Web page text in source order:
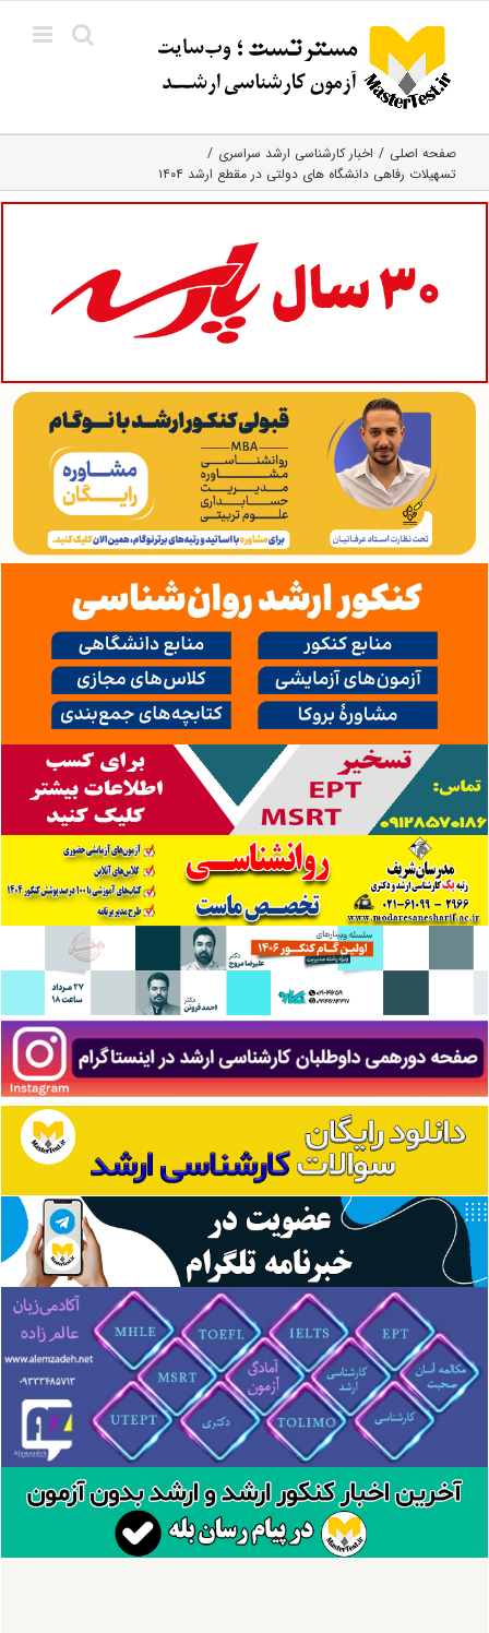
content
صفحه اصلی
اخبار کارشناسی ارشد سراسری
تسهیلات رفاهی دانشگاه های دولتی در مقطع ارشد ۱۴۰۴